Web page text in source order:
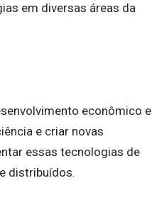
em diversas áreas da
econômico e
e criar novas
essas tecnologias de
distribuídos.